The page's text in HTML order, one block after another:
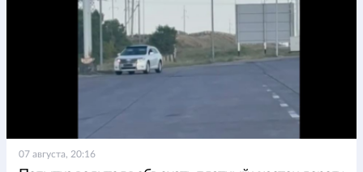
07 августа, 20:16